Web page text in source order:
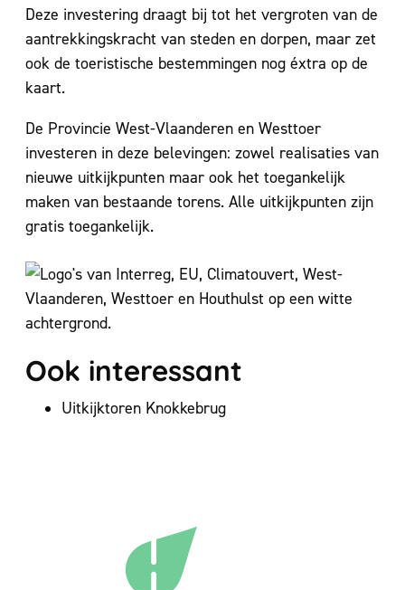
Deze investering draagt bij tot het vergroten van de
aantrekkingskracht van steden en dorpen, maar zet
ook de toeristische bestemmingen nog éxtra op de
kaart.
De Provincie West-Vlaanderen en Westtoer
investeren in deze belevingen: zowel realisaties van
nieuwe uitkijkpunten maar ook het toegankelijk
maken van bestaande torens. Alle uitkijkpunten zijn
gratis toegankelijk.
Ook interessant
Uitkijktoren Knokkebrug